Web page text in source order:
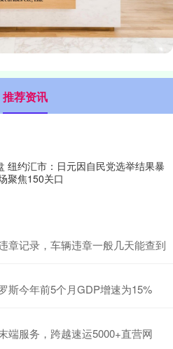
推荐资讯
纽约汇市：日元因自民党选举结果暴
聚焦150关口
章记录，车辆违章一般几天能查到
斯今年前5个月GDP增速为15%
端服务，跨越速运5000+直营网